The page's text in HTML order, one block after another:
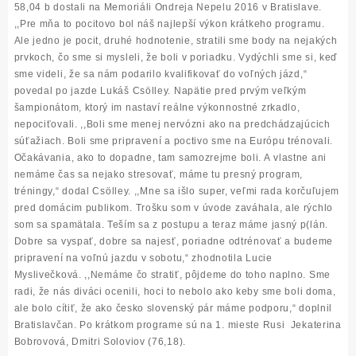
58,04 b dostali na Memoriáli Ondreja Nepelu 2016 v Bratislave.
,,Pre mňa to pocitovo bol náš najlepší výkon krátkeho programu.
Ale jedno je pocit, druhé hodnotenie, stratili sme body na nejakých
prvkoch, čo sme si mysleli, že boli v poriadku. Vydýchli sme si, keď
sme videli, že sa nám podarilo kvalifikovať do voľných jázd,“
povedal po jazde Lukáš Csölley. Napätie pred prvým veľkým
šampionátom, ktorý im nastaví reálne výkonnostné zrkadlo,
nepociťovali. ,,Boli sme menej nervózni ako na predchádzajúcich
súťažiach. Boli sme pripravení a poctivo sme na Európu trénovali.
Očakávania, ako to dopadne, tam samozrejme boli. A vlastne ani
nemáme čas sa nejako stresovať, máme tu presný program,
tréningy,“ dodal Csölley. ,,Mne sa išlo super, veľmi rada korčuľujem
pred domácim publikom. Trošku som v úvode zaváhala, ale rýchlo
som sa spamätala. Teším sa z postupu a teraz máme jasný p(lán.
Dobre sa vyspať, dobre sa najesť, poriadne odtrénovať a budeme
pripravení na voľnú jazdu v sobotu,“ zhodnotila Lucie
Myslivečková. ,,Nemáme čo stratiť, pôjdeme do toho naplno. Sme
radi, že nás diváci ocenili, hoci to nebolo ako keby sme boli doma,
ale bolo cítiť, že ako česko slovenský pár máme podporu,“ doplnil
Bratislavčan. Po krátkom programe sú na 1. mieste Rusi Jekaterina
Bobrovová, Dmitri Soloviov (76,18).